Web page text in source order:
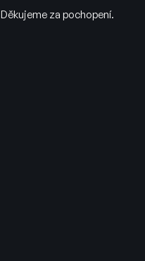
za pochopení.